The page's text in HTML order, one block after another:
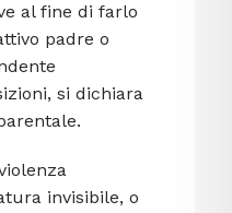
al fine di farlo
padre o
si dichiara
invisibile, o